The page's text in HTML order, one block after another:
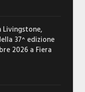
Livingstone,
37^ edizione
2026 a Fiera